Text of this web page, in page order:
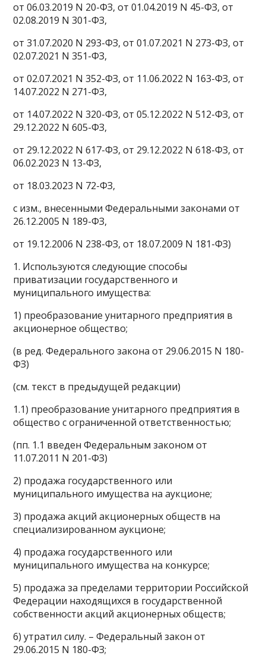
от 06.03.2019 N 20-ФЗ, от 01.04.2019 N 45-ФЗ, от
02.08.2019 N 301-ФЗ,
от 31.07.2020 N 293-ФЗ, от 01.07.2021 N 273-ФЗ, от
02.07.2021 N 351-ФЗ,
от 02.07.2021 N 352-ФЗ, от 11.06.2022 N 163-ФЗ, от
14.07.2022 N 271-ФЗ,
от 14.07.2022 N 320-ФЗ, от 05.12.2022 N 512-ФЗ, от
29.12.2022 N 605-ФЗ,
от 29.12.2022 N 617-ФЗ, от 29.12.2022 N 618-ФЗ, от
06.02.2023 N 13-ФЗ,
от 18.03.2023 N 72-ФЗ,
с изм., внесенными Федеральными законами от
26.12.2005 N 189-ФЗ,
от 19.12.2006 N 238-ФЗ, от 18.07.2009 N 181-ФЗ)
1. Используются следующие способы
приватизации государственного и
муниципального имущества:
1) преобразование унитарного предприятия в
акционерное общество;
(в ред. Федерального закона от 29.06.2015 N 180-
ФЗ)
(см. текст в предыдущей редакции)
1.1) преобразование унитарного предприятия в
общество с ограниченной ответственностью;
(пп. 1.1 введен Федеральным законом от
11.07.2011 N 201-ФЗ)
2) продажа государственного или
муниципального имущества на аукционе;
3) продажа акций акционерных обществ на
специализированном аукционе;
4) продажа государственного или
муниципального имущества на конкурсе;
5) продажа за пределами территории Российской
Федерации находящихся в государственной
собственности акций акционерных обществ;
6) утратил силу. – Федеральный закон от
29.06.2015 N 180-ФЗ;